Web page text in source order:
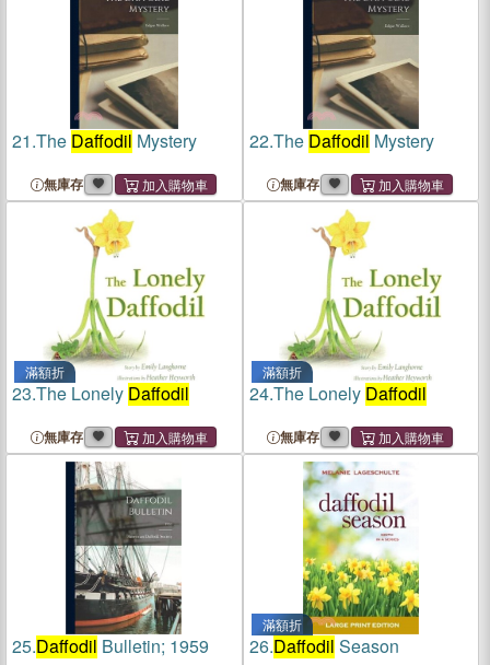
21.The Daffodil Mystery
無庫存
22.The Daffodil Mystery
無庫存
滿額折
23.The Lonely Daffodil
無庫存
滿額折
24.The Lonely Daffodil
無庫存
25.Daffodil Bulletin; 1959
滿額折
26.Daffodil Season